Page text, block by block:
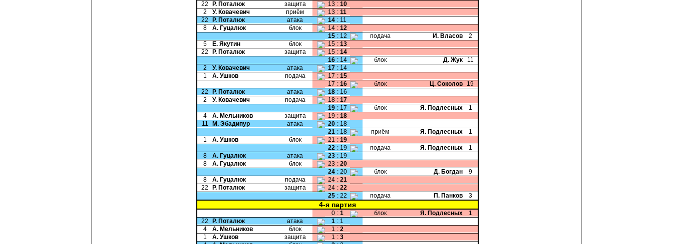
22
Р. Поталюк защита 13 : 10
2
У. Ковачевич приём 13 : 11
22
Р. Поталюк атака 14 : 11
8
А. Гуцалюк блок 14 : 12
15 : 12 подача И. Власов
2
5
Е. Якутин блок 15 : 13
22
Р. Поталюк защита 15 : 14
16 : 14 блок Д. Жук
11
2
У. Ковачевич атака 17 : 14
1
А. Ушков подача 17 : 15
17 : 16 блок Ц. Соколов
19
22
Р. Поталюк атака 18 : 16
2
У. Ковачевич подача 18 : 17
19 : 17 блок Я. Подлесных
1
4
А. Мельников защита 19 : 18
11
М. Эбадипур атака 20 : 18
21 : 18 приём Я. Подлесных
1
1
А. Ушков блок 21 : 19
22 : 19 подача Я. Подлесных
1
8
А. Гуцалюк атака 23 : 19
8
А. Гуцалюк блок 23 : 20
24 : 20 блок Д. Богдан
9
8
А. Гуцалюк подача 24 : 21
22
Р. Поталюк защита 24 : 22
25 : 22 подача П. Панков 3
4-я партия
0 : 1 блок Я. Подлесных
1
22
Р. Поталюк атака 1 : 1
4
А. Мельников блок 1 : 2
1
А. Ушков защита 1 : 3